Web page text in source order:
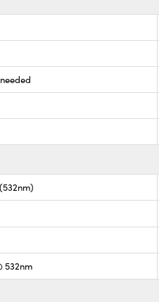
532nm